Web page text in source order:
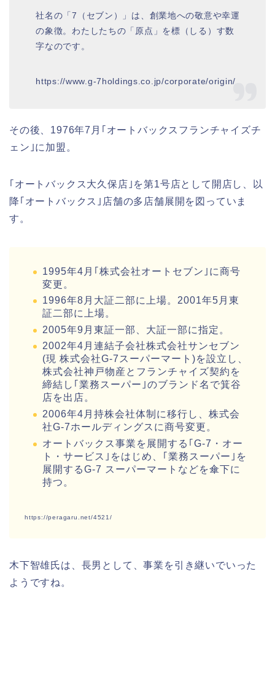
社名の「7（セブン）」は、創業地への敬意や幸運
の象徴。わたしたちの「原点」を標（しる）す数
字なのです。
https://www.g-7holdings.co.jp/corporate/origin/
その後、1976年7月｢オートバックスフランチャイズチ
ェン｣に加盟。
｢オートバックス大久保店｣を第1号店として開店し、以
降｢オートバックス｣店舗の多店舗展開を図っていま
す。
1995年4月｢株式会社オートセブン｣に商号
変更。
1996年8月大証二部に上場。2001年5月東
証二部に上場。
2005年9月東証一部、大証一部に指定。
2002年4月連結子会社株式会社サンセブン
(現 株式会社G‐7スーパーマート)を設立し、
株式会社神戸物産とフランチャイズ契約を
締結し｢業務スーパー｣のブランド名で箕谷
店を出店。
2006年4月持株会社体制に移行し、株式会
社G‐7ホールディングスに商号変更。
オートバックス事業を展開する｢G-7・オー
ト・サービス｣をはじめ、｢業務スーパー｣を
展開するG-7 スーパーマートなどを傘下に
持つ。
https://peragaru.net/4521/
木下智雄氏は、長男として、事業を引き継いでいった
ようですね。